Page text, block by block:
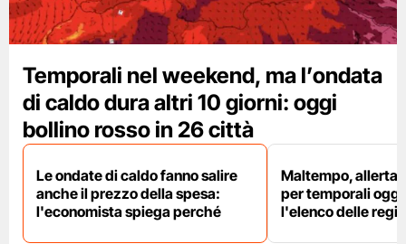
Temporali nel weekend, ma l’ondata
di caldo dura altri 10 giorni: oggi
bollino rosso in 26 città
Le ondate di caldo fanno salire
anche il prezzo della spesa:
l'economista spiega perché
Maltempo, allerta
per temporali oggi
l'elenco delle